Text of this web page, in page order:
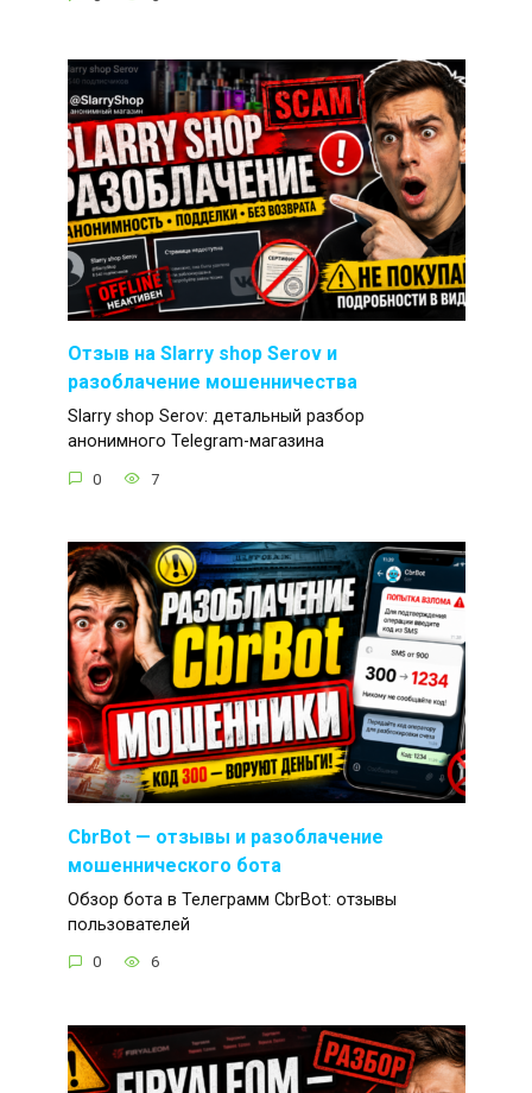
Отзыв на Slarry shop Serov и
разоблачение мошенничества
Slarry shop Serov: детальный разбор
анонимного Telegram-магазина
0 7
CbrBot — отзывы и разоблачение
мошеннического бота
Обзор бота в Телеграмм CbrBot: отзывы
пользователей
0 6